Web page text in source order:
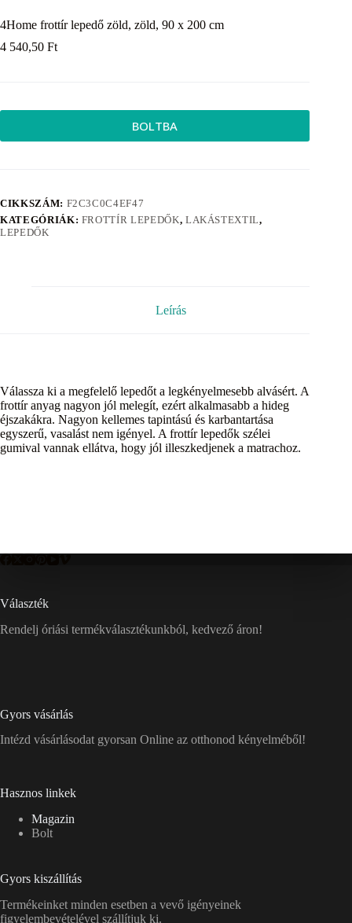
4Home frottír lepedő zöld, zöld, 90 x 200 cm
4 540,50 Ft
BOLTBA
CIKKSZÁM: F2C3C0C4EF47
KATEGÓRIÁK: FROTTÍR LEPEDŐK, LAKÁSTEXTIL,
LEPEDŐK
Leírás
Válassza ki a megfelelő lepedőt a legkényelmesebb alvásért. A
frottír anyag nagyon jól melegít, ezért alkalmasabb a hideg
éjszakákra. Nagyon kellemes tapintású és karbantartása
egyszerű, vasalást nem igényel. A frottír lepedők szélei
gumival vannak ellátva, hogy jól illeszkedjenek a matrachoz.
Választék
Rendelj óriási termékválasztékunkból, kedvező áron!
Gyors vásárlás
Intézd vásárlásodat gyorsan Online az otthonod kényelméből!
Hasznos linkek
Magazin
Bolt
Gyors kiszállítás
Termékeinket minden esetben a vevő igényeinek
figyelembevételével szállítjuk ki.